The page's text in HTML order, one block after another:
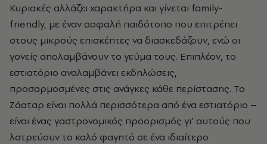
Κυριακές αλλάζει χαρακτήρα και γίνεται family-
friendly, με έναν ασφαλή παιδότοπο που επιτρέπει
στους μικρούς επισκέπτες να διασκεδάζουν, ενώ οι
γονείς απολαμβάνουν το γεύμα τους. Επιπλέον, το
εστιατόριο αναλαμβάνει εκδηλώσεις,
προσαρμοσμένες στις ανάγκες κάθε περίστασης. Το
Ζάαταρ είναι πολλά περισσότερα από ένα εστιατόριο –
είναι ένας γαστρονομικός προορισμός γι’ αυτούς που
λατρεύουν το καλό φαγητό σε ένα ιδιαίτερο